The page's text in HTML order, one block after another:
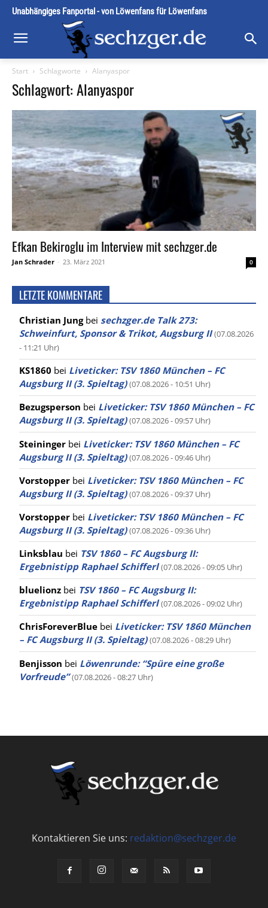
Unabhängiges Fanportal - von Löwenfans für Löwenfans
Start Schlagworte Alanyaspor
Schlagwort: Alanyaspor
Efkan Bekiroglu im Interview mit sechzger.de
Jan Schrader - 23. März 2021 0
LETZTE KOMMENTARE
Christian Jungbei sechzger.de Talk 273:
Schweinfurt, Sponsor & Trikot, Augsburg II (07.08.2026
- 11:21 Uhr)
KS1860 bei Liveticker: TSV 1860 München – FC
Augsburg II (3. Spieltag) (07.08.2026 - 10:51 Uhr)
Bezugsperson bei Liveticker: TSV 1860 München – FC
Augsburg II (3. Spieltag) (07.08.2026 - 09:57 Uhr)
Steininger bei Liveticker: TSV 1860 München – FC
Augsburg II (3. Spieltag) (07.08.2026 - 09:46 Uhr)
Vorstopper bei Liveticker: TSV 1860 München – FC
Augsburg II (3. Spieltag) (07.08.2026 - 09:37 Uhr)
Vorstopper bei Liveticker: TSV 1860 München – FC
Augsburg II (3. Spieltag) (07.08.2026 - 09:36 Uhr)
Linksblau bei TSV 1860 – FC Augsburg II:
Ergebnistipp Raphael Schifferl (07.08.2026 - 09:05 Uhr)
bluelionz bei TSV 1860 – FC Augsburg II:
Ergebnistipp Raphael Schifferl (07.08.2026 - 09:02 Uhr)
ChrisForeverBlue bei Liveticker: TSV 1860 München
– FC Augsburg II (3. Spieltag) (07.08.2026 - 08:29 Uhr)
Benjisson bei Löwenrunde: “Spüre eine große
Vorfreude” (07.08.2026 - 08:27 Uhr)
Kontaktieren Sie uns: redaktion@sechzger.de